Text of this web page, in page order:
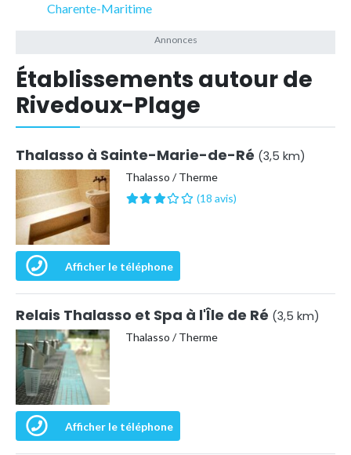
Charente-Maritime
Établissements autour de
Rivedoux-Plage
Thalasso à Sainte-Marie-de-Ré (3,5 km)
Thalasso / Therme
(18 avis)
Afficher le téléphone
Relais Thalasso et Spa à l'Île de Ré (3,5 km)
Thalasso / Therme
Afficher le téléphone